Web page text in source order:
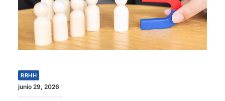
RRHH
junio 29, 2026